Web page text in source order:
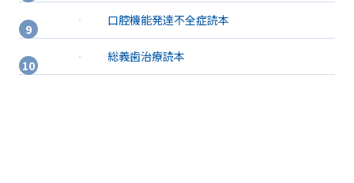
口腔機能発達不全症読本
総義歯治療読本